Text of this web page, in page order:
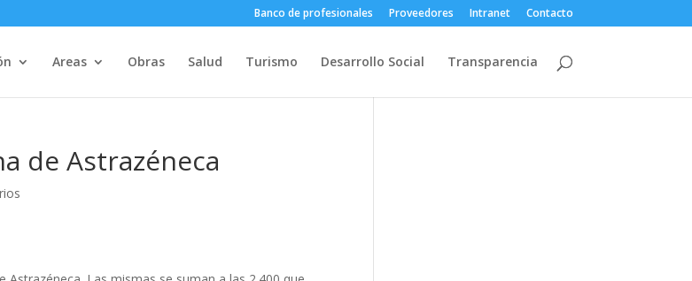
Banco de profesionales Proveedores Intranet Contacto
Areas Obras Salud Turismo Desarrollo Social Transparencia
de Astrazéneca